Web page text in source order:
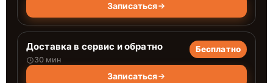
Записаться
Доставка в сервис и обратно
30 мин
Бесплатно
Записаться